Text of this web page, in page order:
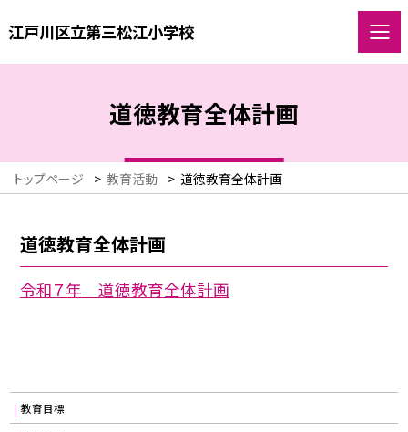
江戸川区立第三松江小学校
道徳教育全体計画
トップページ > 教育活動 > 道徳教育全体計画
道徳教育全体計画
令和７年 道徳教育全体計画
教育目標